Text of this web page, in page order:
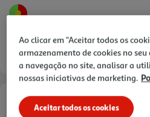
Informações de Marketing
Ao clicar em "Aceitar todos os
armazenamento de cookies no
a navegação no site, analisar a
nossas iniciativas de marketing.
Aceitar todos os cookies